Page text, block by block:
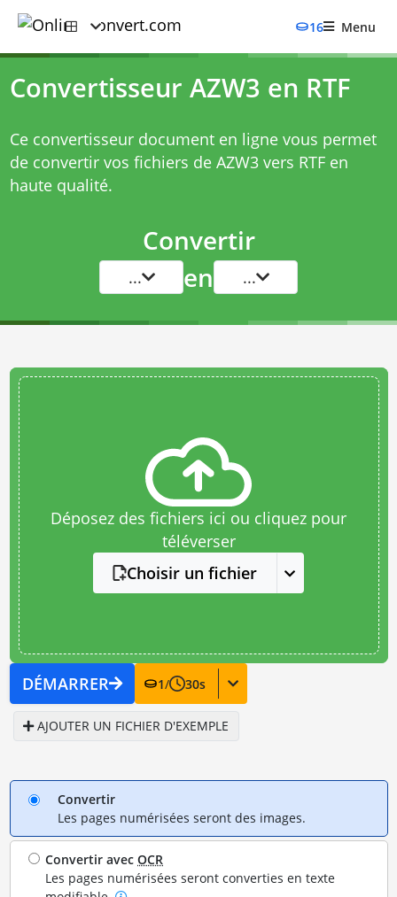
16 Menu
Convertisseur AZW3 en RTF
Ce convertisseur document en ligne vous permet
de convertir vos fichiers de AZW3 vers RTF en
haute qualité.
Convertir
... en ...
Déposez des fichiers ici ou cliquez pour
téléverser
Choisir un fichier
DÉMARRER 1/ 30s
AJOUTER UN FICHIER D'EXEMPLE
Convertir
Les pages numérisées seront des images.
Convertir avecOCR
Les pages numérisées seront converties en texte